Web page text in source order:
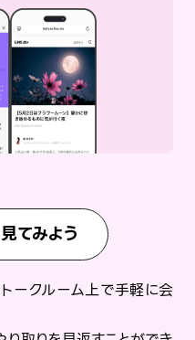
てみよう
ークルーム上で手軽に会